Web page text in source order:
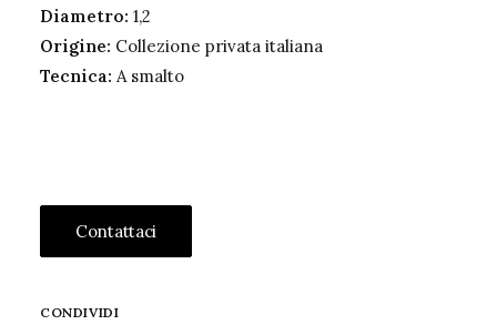
Diametro: 1,2
Origine: Collezione privata italiana
Tecnica: A smalto
Contattaci
CONDIVIDI